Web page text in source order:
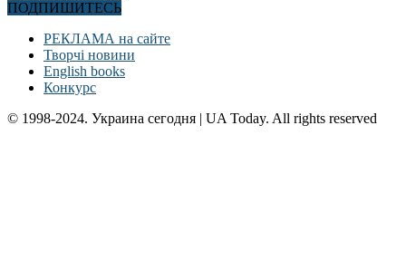
ПОДПИШИТЕСЬ
РЕКЛАМА на сайте
Творчі новини
English books
Конкурс
© 1998-2024. Украина сегодня | UA Today. All rights reserved